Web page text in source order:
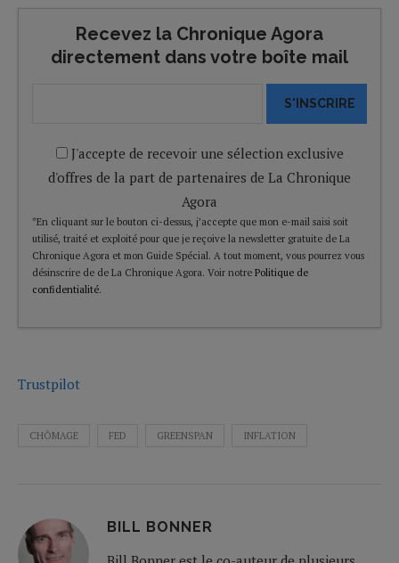
Recevez la Chronique Agora
directement dans votre boîte mail
S'INSCRIRE
J'accepte de recevoir une sélection exclusive
d'offres de la part de partenaires de La Chronique
Agora
*En cliquant sur le bouton ci-dessus, j’accepte que mon e-mail saisi soit
utilisé, traité et exploité pour que je reçoive la newsletter gratuite de La
Chronique Agora et mon Guide Spécial. A tout moment, vous pourrez vous
désinscrire de de La Chronique Agora. Voir notre Politique de
confidentialité.
Trustpilot
CHÔMAGE FED GREENSPAN INFLATION
BILL BONNER